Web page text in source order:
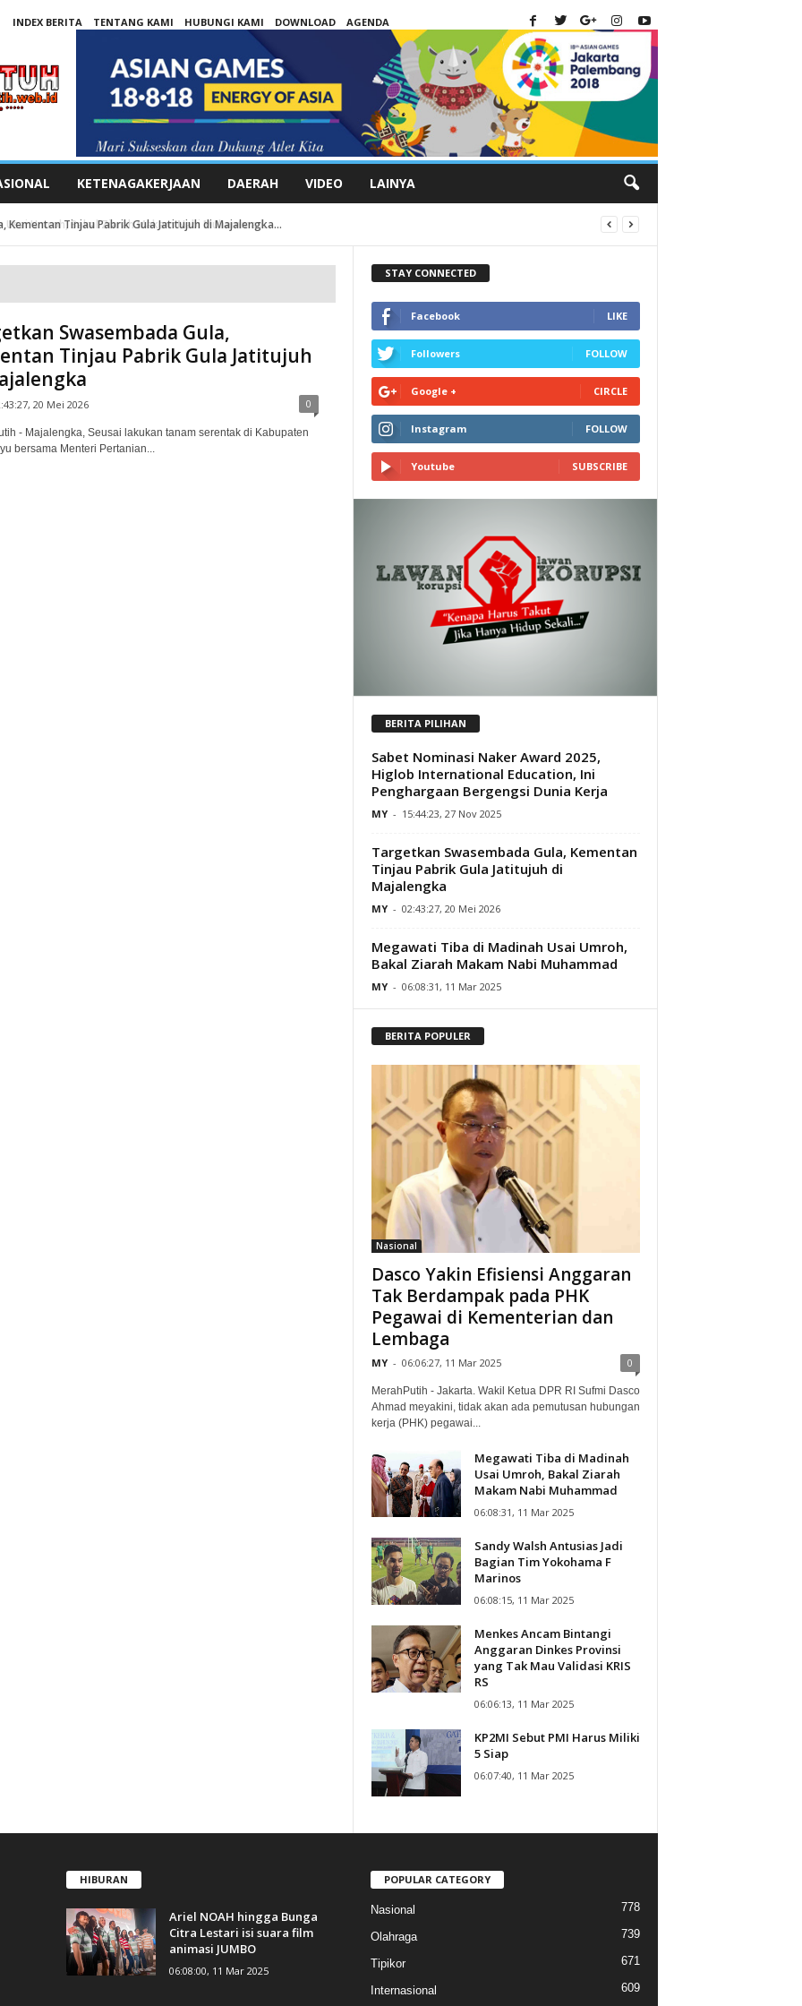
INDEX BERITA TENTANG KAMI HUBUNGI KAMI DOWNLOAD
AGENDA
KETENAGAKERJAAN DAERAH VIDEO LAINYA
Tinjau Pabrik Gula Jatitujuh di Majalengka...
Umroh, Bakal Ziarah Makam Nabi Muhammad...
Swasembada Gula,
Tinjau Pabrik Gula Jatitujuh
20 Mei 2026 0
- Majalengka, Seusai lakukan tanam serentak di Kabupaten
bersama Menteri Pertanian...
STAY CONNECTED
Facebook LIKE
Followers FOLLOW
Google + CIRCLE
Instagram FOLLOW
Youtube SUBSCRIBE
BERITA PILIHAN
Sabet Nominasi Naker Award 2025,
Higlob International Education, Ini
Penghargaan Bergengsi Dunia Kerja
MY - 15:44:23, 27 Nov 2025
Targetkan Swasembada Gula, Kementan
Tinjau Pabrik Gula Jatitujuh di
Majalengka
MY - 02:43:27, 20 Mei 2026
Megawati Tiba di Madinah Usai Umroh,
Bakal Ziarah Makam Nabi Muhammad
MY - 06:08:31, 11 Mar 2025
BERITA POPULER
Nasional
Dasco Yakin Efisiensi Anggaran
Tak Berdampak pada PHK
Pegawai di Kementerian dan
Lembaga
MY - 06:06:27, 11 Mar 2025 0
MerahPutih - Jakarta. Wakil Ketua DPR RI Sufmi Dasco
Ahmad meyakini, tidak akan ada pemutusan hubungan
kerja (PHK) pegawai...
Megawati Tiba di Madinah
Usai Umroh, Bakal Ziarah
Makam Nabi Muhammad
06:08:31, 11 Mar 2025
Sandy Walsh Antusias Jadi
Bagian Tim Yokohama F
Marinos
06:08:15, 11 Mar 2025
Menkes Ancam Bintangi
Anggaran Dinkes Provinsi
yang Tak Mau Validasi KRIS
RS
06:06:13, 11 Mar 2025
KP2MI Sebut PMI Harus Miliki
5 Siap
06:07:40, 11 Mar 2025
HIBURAN
Ariel NOAH hingga Bunga
Citra Lestari isi suara film
animasi JUMBO
06:08:00, 11 Mar 2025
POPULAR CATEGORY
Nasional 778
Olahraga 739
Tipikor 671
Internasional 609